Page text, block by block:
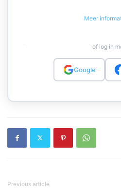
Meer
of log in
Google
Previous article